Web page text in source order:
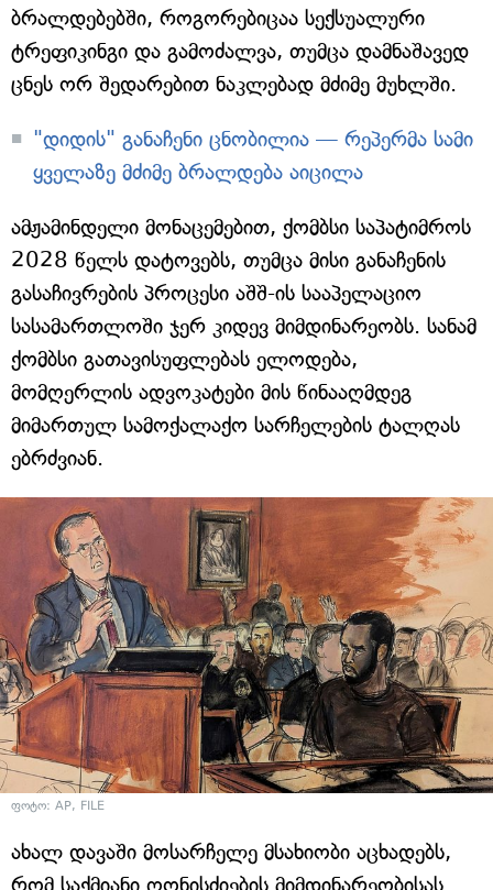
ბრალდებებში, როგორებიცაა სექსუალური
ტრეფიკინგი და გამოძალვა, თუმცა დამნაშავედ
ცნეს ორ შედარებით ნაკლებად მძიმე მუხლში.
"დიდის" განაჩენი ცნობილია — რეპერმა სამი
ყველაზე მძიმე ბრალდება აიცილა
ამჟამინდელი მონაცემებით, ქომბსი საპატიმროს
2028 წელს დატოვებს, თუმცა მისი განაჩენის
გასაჩივრების პროცესი აშშ-ის სააპელაციო
სასამართლოში ჯერ კიდევ მიმდინარეობს. სანამ
ქომბსი გათავისუფლებას ელოდება,
მომღერლის ადვოკატები მის წინააღმდეგ
მიმართულ სამოქალაქო სარჩელების ტალღას
ებრძვიან.
ფოტო: AP, FILE
ახალ დავაში მოსარჩელე მსახიობი აცხადებს,
რომ საქმიანი ღონისძიების მიმდინარეობისას